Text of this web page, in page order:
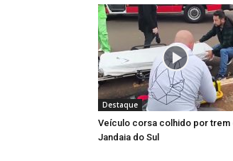
Destaque
Veículo corsa colhido por trem
Jandaia do Sul